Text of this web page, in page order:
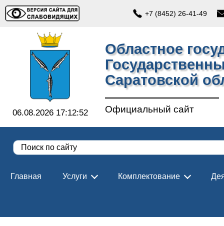
+7 (8452) 26-41-49
06.08.2026 17:12:53
Областное
Саратовской
Официальный сайт
Главная Услуги Комплектование